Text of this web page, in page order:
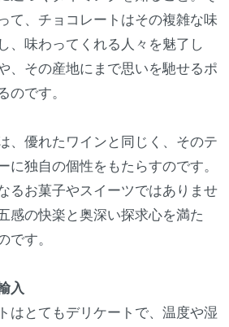
て、チョコレートはその複雑な味
、味わってくれる人々を魅了し
、その産地にまで思いを馳せるポ
のです。
、優れたワインと同じく、そのテ
に独自の個性をもたらすのです。
るお菓子やスイーツではありませ
感の快楽と奥深い探求心を満た
です。
入
はとてもデリケートで、温度や湿